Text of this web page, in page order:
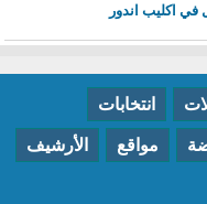
في اكليب اندور
انتخابات
مواقع الأرشيف